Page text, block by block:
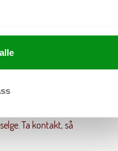
planer om å
Ta kontakt, så